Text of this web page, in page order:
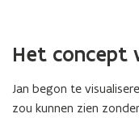
Het concept
Jan begon te
zou kunnen zien